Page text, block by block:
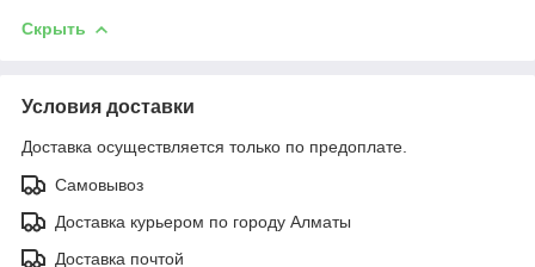
Скрыть
Условия доставки
Доставка осуществляется только по предоплате.
Самовывоз
Доставка курьером по городу Алматы
Доставка почтой